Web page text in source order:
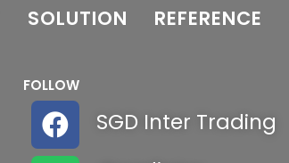
SOLUTION REFERENCE
FOLLOW
SGD Inter Trading